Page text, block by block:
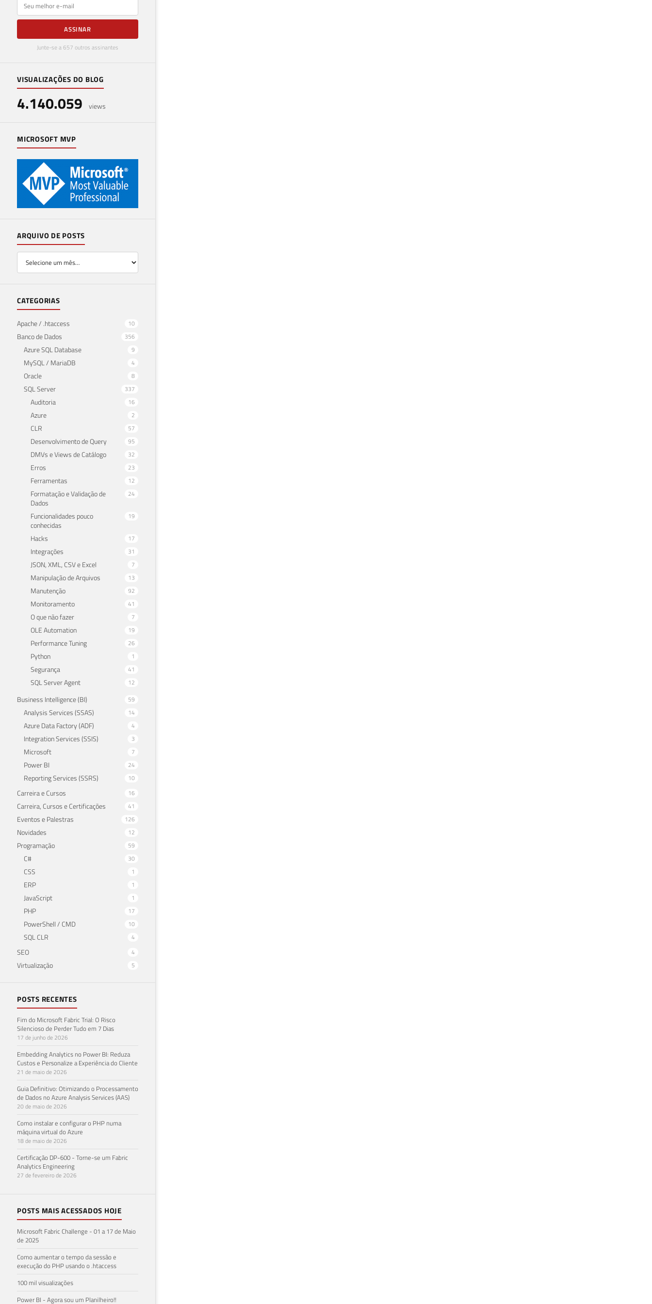
ASSINAR
Junte-se a 657 outros assinantes
VISUALIZAÇÕES DO BLOG
4.140.059 views
MICROSOFT MVP
ARQUIVO DE POSTS
CATEGORIAS
Apache / .htaccess 10
Banco de Dados 356
Azure SQL Database 9
MySQL / MariaDB 4
Oracle 8
SQL Server 337
Auditoria 16
Azure 2
CLR 57
Desenvolvimento de Query 95
DMVs e Views de Catálogo 32
Erros 23
Ferramentas 12
Formatação e Validação de
Dados
24
Funcionalidades pouco
conhecidas
19
Hacks 17
Integrações 31
JSON, XML, CSV e Excel 7
Manipulação de Arquivos 13
Manutenção 92
Monitoramento 41
O que não fazer 7
OLE Automation 19
Performance Tuning 26
Python 1
Segurança 41
SQL Server Agent 12
Business Intelligence (BI) 59
Analysis Services (SSAS) 14
Azure Data Factory (ADF) 4
Integration Services (SSIS) 3
Microsoft 7
Power BI 24
Reporting Services (SSRS) 10
Carreira e Cursos 16
Carreira, Cursos e Certificações 41
Eventos e Palestras 126
Novidades 12
Programação 59
C# 30
CSS 1
ERP 1
JavaScript 1
PHP 17
PowerShell / CMD 10
SQL CLR 4
SEO 4
Virtualização 5
POSTS RECENTES
Fim do Microsoft Fabric Trial: O Risco
Silencioso de Perder Tudo em 7 Dias
17 de junho de 2026
Embedding Analytics no Power BI: Reduza
Custos e Personalize a Experiência do Cliente
21 de maio de 2026
Guia Definitivo: Otimizando o Processamento
de Dados no Azure Analysis Services (AAS)
20 de maio de 2026
Como instalar e configurar o PHP numa
máquina virtual do Azure
18 de maio de 2026
Certificação DP-600 - Torne-se um Fabric
Analytics Engineering
27 de fevereiro de 2026
POSTS MAIS ACESSADOS HOJE
Microsoft Fabric Challenge - 01 a 17 de Maio
de 2025
Como aumentar o tempo da sessão e
execução do PHP usando o .htaccess
100 mil visualizações
Power BI - Agora sou um Planilheiro!!